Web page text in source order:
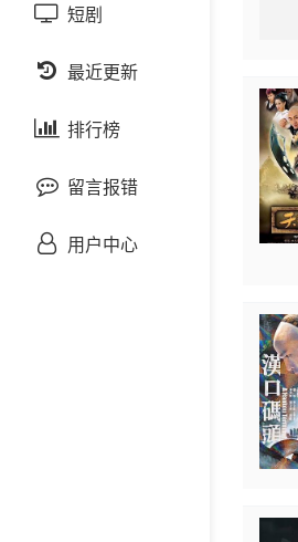
科幻片
恐怖片
剧情片
战争片
悬疑片
日韩剧
欧美剧
泰国剧
日韩综艺
港台综艺
欧美综艺
国产动漫
日韩动漫
欧美动漫
短剧
最近更新
排行榜
留言报错
用户中心